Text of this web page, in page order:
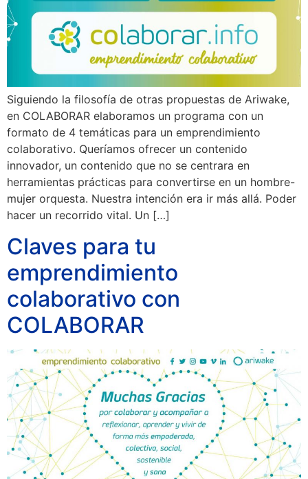
Siguiendo la filosofía de otras propuestas de Ariwake,
en COLABORAR elaboramos un programa con un
formato de 4 temáticas para un emprendimiento
colaborativo. Queríamos ofrecer un contenido
innovador, un contenido que no se centrara en
herramientas prácticas para convertirse en un hombre-
mujer orquesta. Nuestra intención era ir más allá. Poder
hacer un recorrido vital. Un […]
Claves para tu
emprendimiento
colaborativo con
COLABORAR